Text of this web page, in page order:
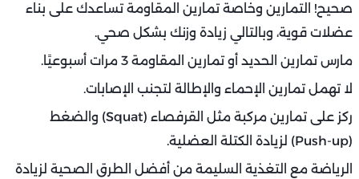
صحيح! التمارين وخاصة تمارين المقاومة تساعدك على بناء
عضلات قوية، وبالتالي زيادة وزنك بشكل صحي.
مارس تمارين الحديد أو تمارين المقاومة 3 مرات أسبوعيًا.
لا تهمل تمارين الإحماء والإطالة لتجنب الإصابات.
ركز على تمارين مركبة مثل القرفصاء (Squat) والضغط
(Push-up) لزيادة الكتلة العضلية.
الرياضة مع التغذية السليمة من أفضل الطرق الصحية لزيادة